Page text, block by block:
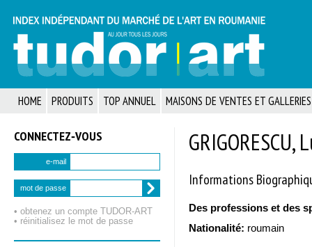
HOME PRODUITS TOP ANNUEL MAISONS DE VENTES ET GALLERIES
CONNECTEZ‑VOUS
e-mail
mot de passe
• obtenez un compte TUDOR‑ART
• réinitialisez le mot de passe
GRIGORESCU,
Informations
Des professions et des
Nationalité: roumain